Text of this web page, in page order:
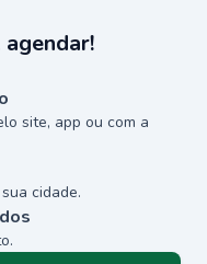
site, app ou com a
cidade.